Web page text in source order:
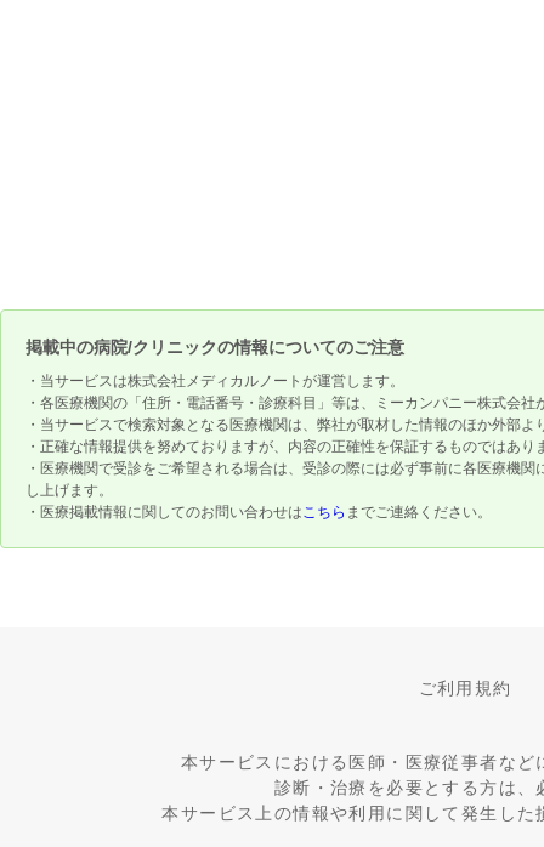
掲載中の病院/クリニックの情報についてのご注意
・当サービスは株式会社メディカルノートが運営します。
・各医療機関の「住所・電話番号・診療科目」等は、ミーカンパニー株式会
・当サービスで検索対象となる医療機関は、弊社が取材した情報のほか外部
・正確な情報提供を努めておりますが、内容の正確性を保証するものではあり
・医療機関で受診をご希望される場合は、受診の際には必ず事前に各医療機
し上げます。
・医療掲載情報に関してのお問い合わせはこちら までご連絡ください。
ご利用規約
本サービスにおける医師・医療従事者な
診断・治療を必要とする方は
本サービス上の情報や利用に関して発生し